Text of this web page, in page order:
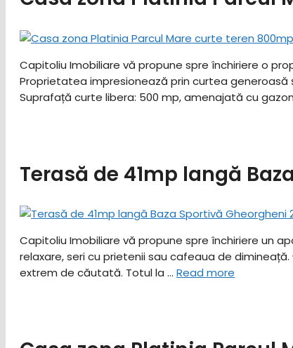
Capitoliu Imobiliare vă propune spre închiriere o
Proprietatea impresionează prin curtea
Suprafață curte libera: 500 mp, amenajată cu
Terasă de 41mp langă
Capitoliu Imobiliare vă propune spre închiriere un
relaxare, seri cu prietenii sau cafeaua de
extrem de căutată. ​Totul la … Read more